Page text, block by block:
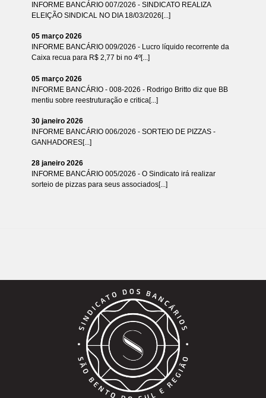
INFORME BANCÁRIO 007/2026 - SINDICATO REALIZA
ELEIÇÃO SINDICAL NO DIA 18/03/2026[...]
05 março 2026
INFORME BANCÁRIO 009/2026 - Lucro líquido recorrente da
Caixa recua para R$ 2,77 bi no 4º[...]
05 março 2026
INFORME BANCÁRIO - 008-2026 - Rodrigo Britto diz que BB
mentiu sobre reestruturação e critica[...]
30 janeiro 2026
INFORME BANCÁRIO 006/2026 - SORTEIO DE PIZZAS -
GANHADORES[...]
28 janeiro 2026
INFORME BANCÁRIO 005/2026 - O Sindicato irá realizar
sorteio de pizzas para seus associados[...]